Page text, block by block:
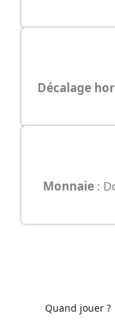
Décalage
Monnaie :
Quand jouer ?